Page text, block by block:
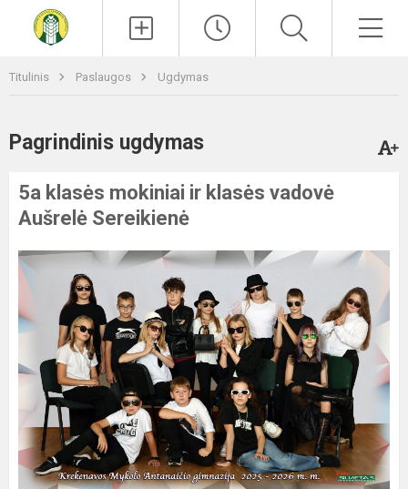
Titulinis Paslaugos Ugdymas
Pagrindinis ugdymas
5a klasės mokiniai ir klasės vadovė
Aušrelė Sereikienė